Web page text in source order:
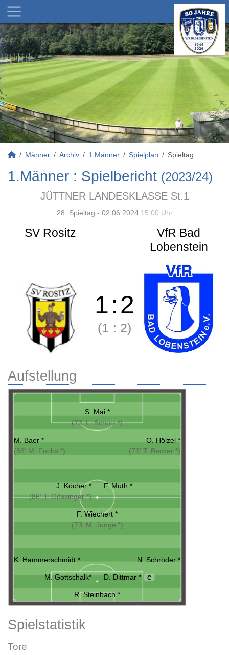
Männer Archiv 1.Männer Spielplan Spieltag
1.Männer : Spielbericht (2023/24)
JÜTTNER LANDESKLASSE St.1
28. Spieltag - 02.06.2024 15:00 Uhr
SV Rositz
VfR Bad
Lobenstein
1:2
(1 : 2)
Aufstellung
S. Mai *
(73' L. Scholz *)
M. Baer *
(86' M. Fuchs *)
O. Hölzel *
(73' T. Becker *)
J. Köcher *
(86' T. Gössinger *)
F. Muth *
F. Wiechert *
(73' M. Junge *)
K. Hammerschmidt * N. Schröder *
M. Gottschalk* D. Dittmar * C
R. Steinbach *
Spielstatistik
Tore